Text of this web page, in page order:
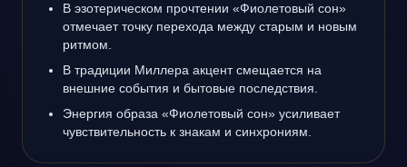
В эзотерическом прочтении «Фиолетовый сон»
отмечает точку перехода между старым и новым
ритмом.
В традиции Миллера акцент смещается на
внешние события и бытовые последствия.
Энергия образа «Фиолетовый сон» усиливает
чувствительность к знакам и синхрониям.